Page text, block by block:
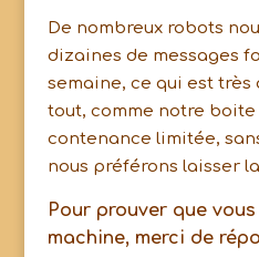
De nombreux robots
dizaines de messages
semaine, ce qui est très
tout, comme notre
contenance limitée,
nous préférons laisser
Pour prouver que
machine, merci de